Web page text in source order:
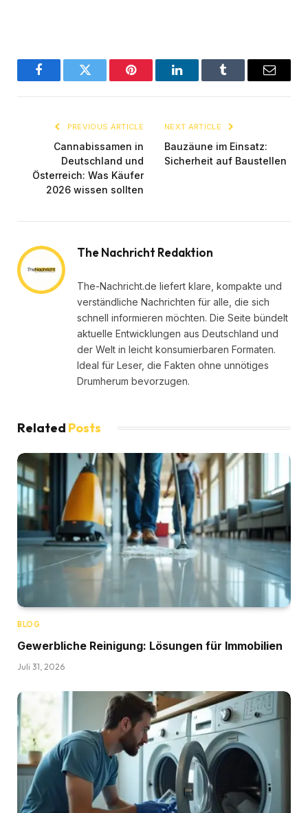
FacebookTwitter Pinterest LinkedInTumblr Email
PREVIOUS ARTICLE
Cannabissamen in
Deutschland und
Österreich: Was Käufer
2026 wissen sollten
NEXT ARTICLE
Bauzäune im Einsatz:
Sicherheit auf Baustellen
The Nachricht Redaktion
The-Nachricht.de liefert klare, kompakte und
verständliche Nachrichten für alle, die sich
schnell informieren möchten. Die Seite bündelt
aktuelle Entwicklungen aus Deutschland und
der Welt in leicht konsumierbaren Formaten.
Ideal für Leser, die Fakten ohne unnötiges
Drumherum bevorzugen.
Related Posts
BLOG
Gewerbliche Reinigung: Lösungen für Immobilien
Juli 31, 2026